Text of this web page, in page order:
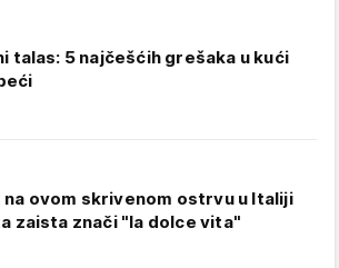
talas: 5 najčešćih grešaka u kući
na ovom skrivenom ostrvu u Italiji
zaista znači "la dolce vita"